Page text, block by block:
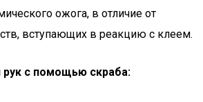
ожога, в отличие от
вступающих в реакцию с клеем.
рук с помощью скраба: